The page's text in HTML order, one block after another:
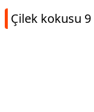
Çilek kokusu